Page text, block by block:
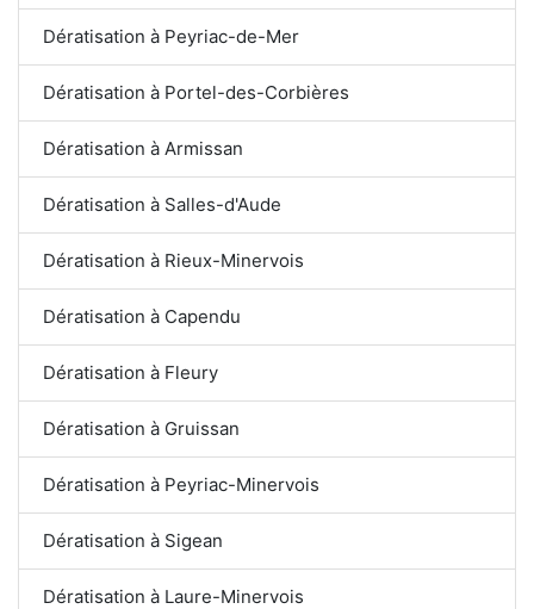
Dératisation à Peyriac-de-Mer
Dératisation à Portel-des-Corbières
Dératisation à Armissan
Dératisation à Salles-d'Aude
Dératisation à Rieux-Minervois
Dératisation à Capendu
Dératisation à Fleury
Dératisation à Gruissan
Dératisation à Peyriac-Minervois
Dératisation à Sigean
Dératisation à Laure-Minervois